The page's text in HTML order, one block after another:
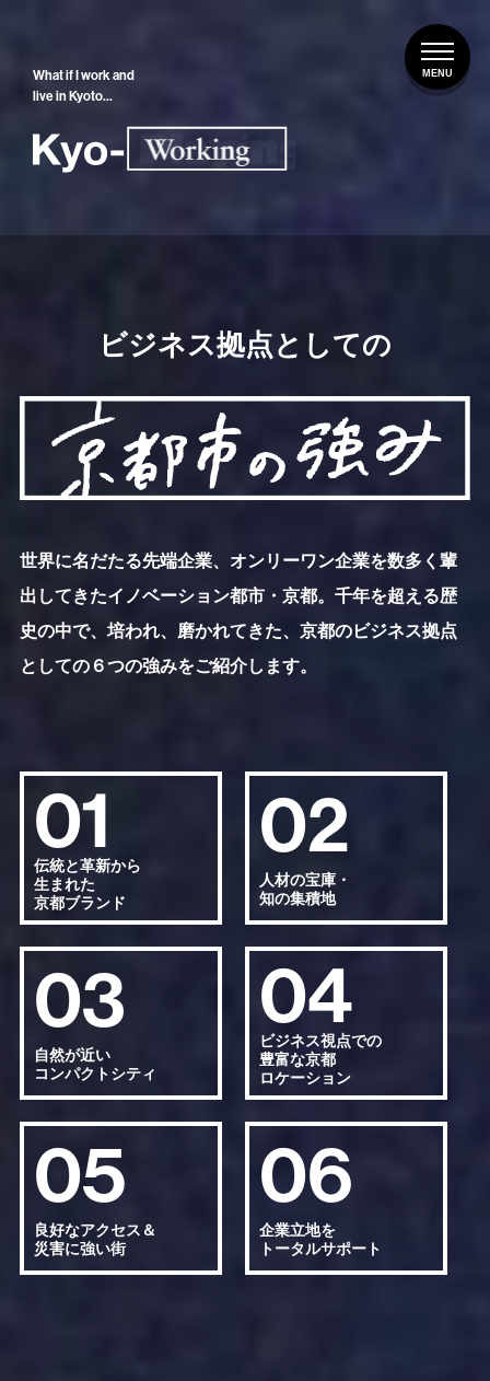
What if I work and
live in Kyoto…
ビジネス拠点としての
世界に名だたる先端企業、オンリーワン企業を数多く輩
出してきたイノベーション都市・京都。千年を超える歴
史の中で、培われ、磨かれてきた、京都のビジネス拠点
としての６つの強みをご紹介します。
01
伝統と革新から
生まれた
京都ブランド
02
人材の宝庫・
知の集積地
03
自然が近い
コンパクトシティ
04
ビジネス視点での
豊富な京都
ロケーション
05
良好なアクセス＆
災害に強い街
06
企業立地を
トータルサポート